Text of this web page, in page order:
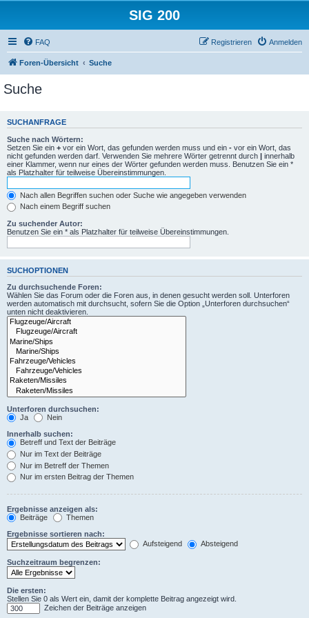
SIG 200
FAQ Anmelden
Registrieren
Foren-Übersicht Suche
Suche
SUCHANFRAGE
Suche nach Wörtern:
Setzen Sie ein + vor ein Wort, das gefunden werden muss und ein - vor ein Wort, das
nicht gefunden werden darf. Verwenden Sie mehrere Wörter getrennt durch | innerhalb
einer Klammer, wenn nur eines der Wörter gefunden werden muss. Benutzen Sie ein *
als Platzhalter für teilweise Übereinstimmungen.
Nach allen Begriffen suchen oder Suche wie angegeben verwenden
Nach einem Begriff suchen
Zu suchender Autor:
Benutzen Sie ein * als Platzhalter für teilweise Übereinstimmungen.
SUCHOPTIONEN
Zu durchsuchende Foren:
Wählen Sie das Forum oder die Foren aus, in denen gesucht werden soll. Unterforen
werden automatisch mit durchsucht, sofern Sie die Option „Unterforen durchsuchen“
unten nicht deaktivieren.
Unterforen durchsuchen:
Ja
Nein
Innerhalb suchen:
Betreff und Text der Beiträge
Nur im Text der Beiträge
Nur im Betreff der Themen
Nur im ersten Beitrag der Themen
Ergebnisse anzeigen als:
Beiträge
Themen
Ergebnisse sortieren nach:
Aufsteigend
Absteigend
Suchzeitraum begrenzen:
Die ersten:
Stellen Sie 0 als Wert ein, damit der komplette Beitrag angezeigt wird.
Zeichen der Beiträge anzeigen